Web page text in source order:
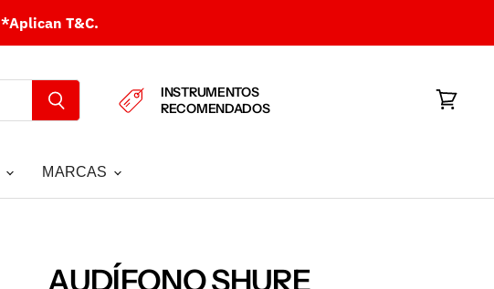
*Aplican T&C.
INSTRUMENTOS
RECOMENDADOS
MARCAS
AUDÍFONO SHURE